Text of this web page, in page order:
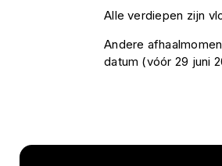
Alle verdiepen zijn
Andere
datum (vóór 29 juni